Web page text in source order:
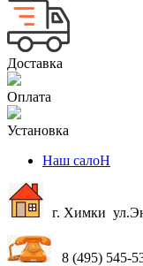
Доставка
Оплата
Установка
Наш салоН
г. Химки
8 (495) 545-